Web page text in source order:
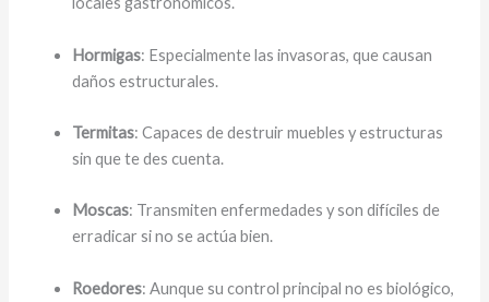
Hormigas: Especialmente las invasoras, que causan
daños estructurales.
Termitas: Capaces de destruir muebles y estructuras
sin que te des cuenta.
Moscas: Transmiten enfermedades y son difíciles de
erradicar si no se actúa bien.
Roedores: Aunque su control principal no es biológico,